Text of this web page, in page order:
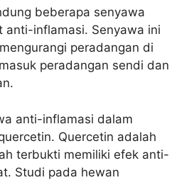
beberapa senyawa
anti-inflamasi. Senyawa ini
peradangan di
peradangan sendi dan
anti-inflamasi dalam
Quercetin adalah
terbukti memiliki efek anti-
Studi pada hewan